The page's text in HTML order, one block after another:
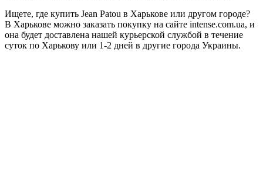
Ищете, где купить Jean Patou в Харькове или другом городе?
В Харькове можно заказать покупку на сайте intense.com.ua, и
она будет доставлена нашей курьерской службой в течение
суток по Харькову или 1-2 дней в другие города Украины.